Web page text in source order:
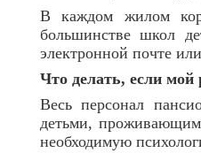
В каждом жилом
большинстве школ
электронной почте
Что делать, если мой
Весь персонал
детьми,
необходимую